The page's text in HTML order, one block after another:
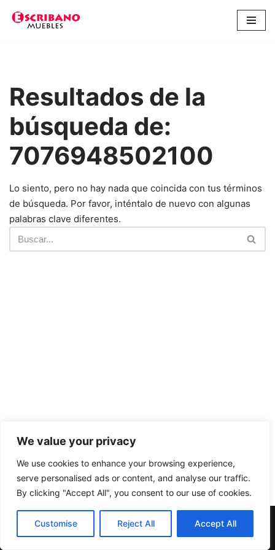
We value your privacy
We use cookies to enhance your browsing experience,
serve personalised ads or content, and analyse our traffic.
By clicking "Accept All", you consent to our use of cookies.
Customise Reject All Accept All
Resultados de la
búsqueda de:
7076948502100
Lo siento, pero no hay nada que coincida con tus términos
de búsqueda. Por favor, inténtalo de nuevo con algunas
palabras clave diferentes.
| Telf:957137396 | 14412 Pedroche (Córdoba)